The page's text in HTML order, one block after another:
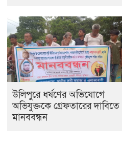
উলিপুরে ধর্ষণের অভিযোগে
অভিযুক্তকে গ্রেফতারের দাবিতে
মানববন্ধন